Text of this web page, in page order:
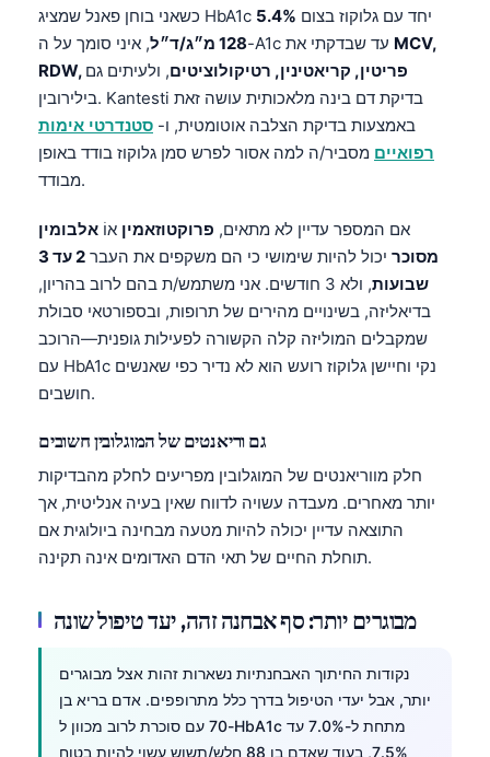
כשאני בוחן פאנל שמציג HbA1c 5.4% יחד עם גלוקוז בצום
128 מ״ג/ד״ל
MCV,
RDW, פריטין, קריאטינין, רטיקולוציטים, ולעיתים גם
בילירובין. Kantesti בדיקת דם בינה מלאכותית עושה זאת
באמצעות בדיקת הצלבה אוטומטית, ו- סטנדרטי אימות
רפואיים מסביר/ה למה אסור לפרש סמן גלוקוז בודד באופן
מבודד.
אם המספר עדיין לא מתאים, פרוקטוזאמין אוֹ אלבומין
מסוכר יכול להיות שימושי כי הם משקפים את העבר
2 עד 3
שבועות
, ולא 3 חודשים. אני משתמש/ת בהם לרוב בהריון,
בדיאליזה, בשינויים מהירים של תרופות, ובספורטאי סבולת
שמקבלים המוליזה קלה הקשורה לפעילות גופנית—הרוכב
עם HbA1c נקי וחיישן גלוקוז רועש הוא לא נדיר כפי שאנשים
חושבים.
גם וריאנטים של המוגלובין חשובים
חלק מווריאנטים של המוגלובין מפריעים לחלק מהבדיקות
יותר מאחרים. מעבדה עשויה לדווח שאין בעיה אנליטית, אך
התוצאה עדיין יכולה להיות מטעה מבחינה ביולוגית אם
תוחלת החיים של תאי הדם האדומים אינה תקינה.
מבוגרים יותר: סף אבחנה זהה, יעד טיפול שונה
נקודות החיתוך האבחנתיות נשארות זהות אצל מבוגרים
יותר, אבל יעדי הטיפול בדרך כלל מתרופפים. אדם בריא בן
70 עם סוכרת לרוב מכוון ל-HbA1c מתחת ל-7.0% עד
7.5%, בעוד שאדם בן 88 חלש/תשוש עשוי להיות בטוח